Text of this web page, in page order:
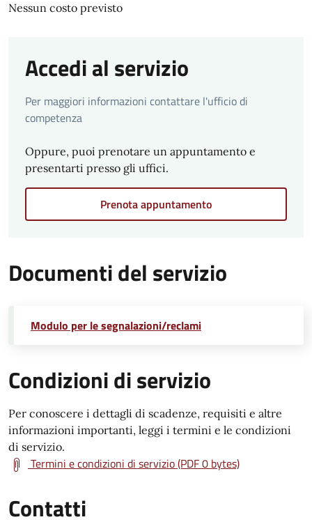
Nessun costo previsto
Accedi al servizio
Per maggiori informazioni contattare l'ufficio di
competenza
Oppure, puoi prenotare un appuntamento e
presentarti presso gli uffici.
Prenota appuntamento
Documenti del servizio
Modulo per le segnalazioni/reclami
Condizioni di servizio
Per conoscere i dettagli di scadenze, requisiti e altre
informazioni importanti, leggi i termini e le condizioni
di servizio.
Termini e condizioni di servizio (PDF 0 bytes)
Contatti